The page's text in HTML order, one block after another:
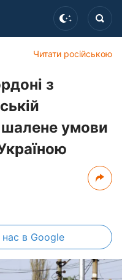
Читати російською
з
умови
нас в Google